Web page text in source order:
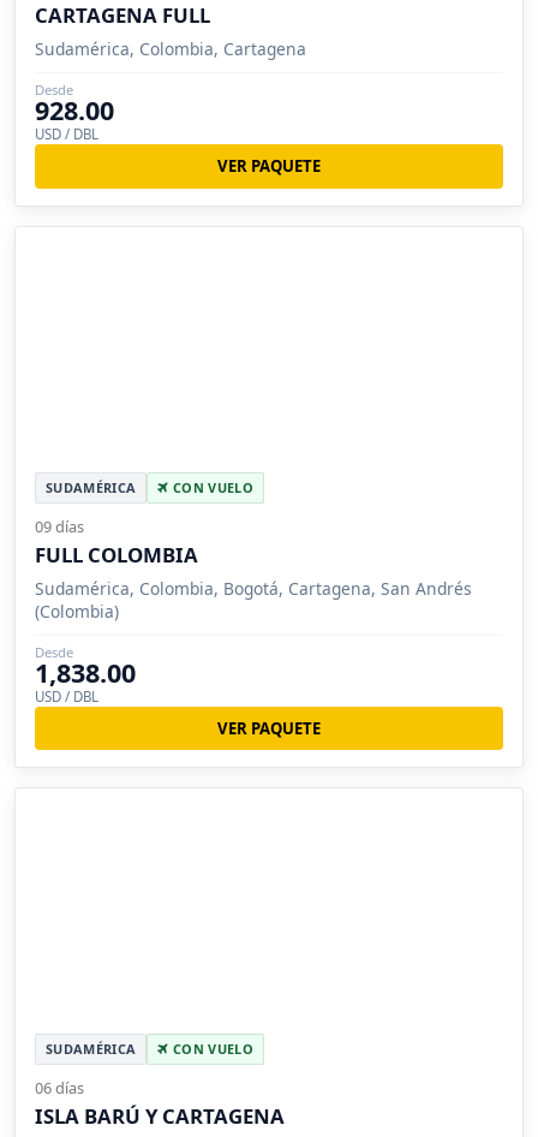
CARTAGENA FULL
Sudamérica, Colombia, Cartagena
Desde
928.00
USD / DBL
VER PAQUETE
SUDAMÉRICA CON VUELO
09 días
FULL COLOMBIA
Sudamérica, Colombia, Bogotá, Cartagena, San Andrés
(Colombia)
Desde
1,838.00
USD / DBL
VER PAQUETE
SUDAMÉRICA CON VUELO
06 días
ISLA BARÚ Y CARTAGENA